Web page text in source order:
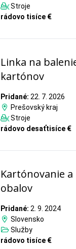
Stroje
rádovo tisíce €
Linka na
kartónov
Pridané: 22. 7. 2026
Prešovský kraj
Stroje
rádovo desaťtisíce €
Kartónovanie
obalov
Pridané: 2. 9. 2024
Slovensko
Služby
rádovo tisíce €